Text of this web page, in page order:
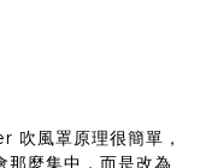
吹風罩原理很簡單，
那麼集中，而是改為